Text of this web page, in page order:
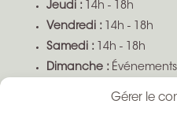
Gérer le
Jeudi : 14h - 18h
Vendredi : 14h - 18h
Samedi : 14h - 18h
Dimanche :
Boutique ouverte sur